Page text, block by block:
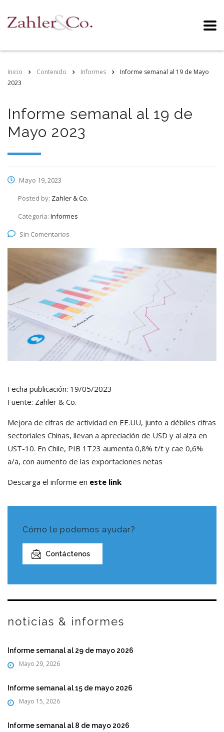
Inicio Contenido Informes
Informe semanal al 19 de Mayo
2023
Informe semanal al 19 de
Mayo 2023
Mayo 19, 2023
Posted by: Zahler & Co.
Categoría: Informes
Sin Comentarios
Fecha publicación: 19/05/2023
Fuente: Zahler & Co.
Mejora de cifras de actividad en EE.UU, junto a débiles cifras
sectoriales Chinas, llevan a apreciación de USD y al alza en
UST-10. En Chile, PIB 1T23 aumenta 0,8% t/t y cae 0,6%
a/a, con aumento de las exportaciones netas
Descarga el informe en este link
Cómo le podemos ayudar?
Contáctenos
noticias & informes
Informe semanal al 29 de mayo 2026
Mayo 29, 2026
Informe semanal al 15 de mayo 2026
Mayo 15, 2026
Informe semanal al 8 de mayo 2026